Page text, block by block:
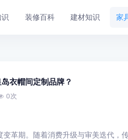
装修百科 建材知识 家
衣帽间定制品牌？
0次
革期。随着消费升级与审美迭代，